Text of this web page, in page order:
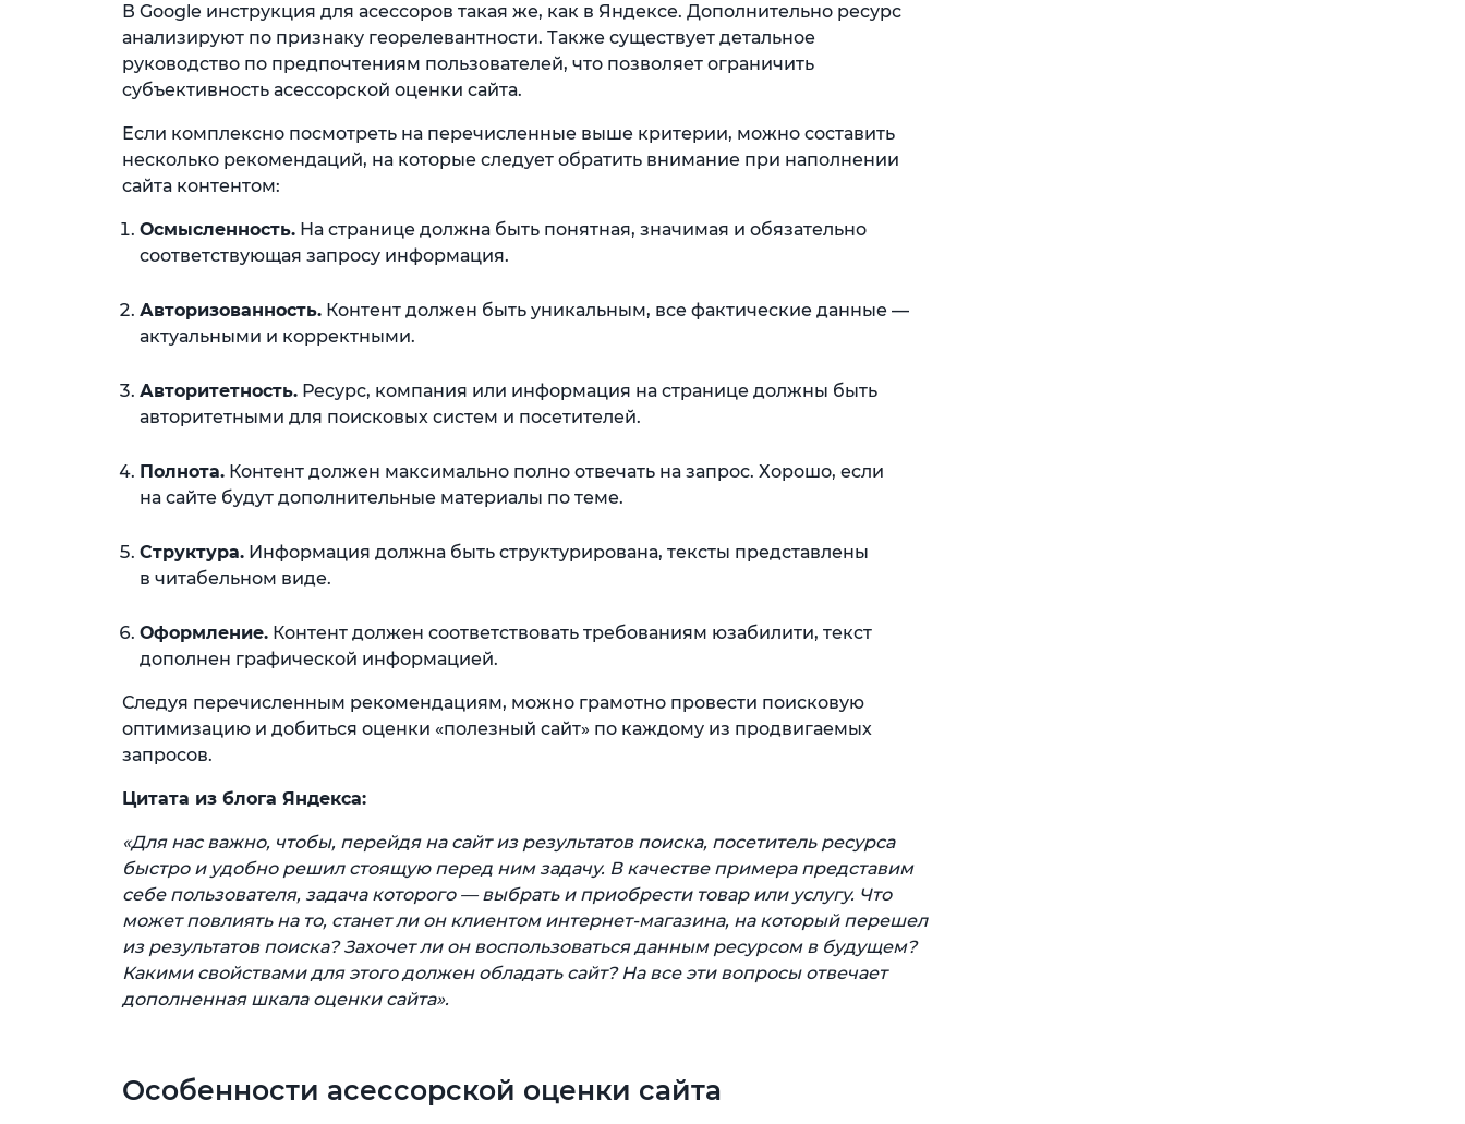
В Google инструкция для асессоров такая же, как в Яндексе. Дополнительно ресурс
анализируют по признаку георелевантности. Также существует детальное
руководство по предпочтениям пользователей, что позволяет ограничить
субъективность асессорской оценки сайта.
Если комплексно посмотреть на перечисленные выше критерии, можно составить
несколько рекомендаций, на которые следует обратить внимание при наполнении
сайта контентом:
Осмысленность. На странице должна быть понятная, значимая и обязательно
соответствующая запросу информация.
Авторизованность. Контент должен быть уникальным, все фактические данные —
актуальными и корректными.
Авторитетность. Ресурс, компания или информация на странице долж­ны быть
авторитетными для поисковых систем и посетителей.
Полнота. Контент должен максимально полно отвечать на запрос. Хорошо, если
на сайте будут дополнительные материалы по теме.
Структура. Информация должна быть структуриро­вана, тексты представлены
в читабельном виде.
Оформление. Контент должен соответствовать требованиям юзабилити, текст
дополнен графической информацией.
Следуя перечисленным рекомендациям, можно грамотно провести поисковую
оптимизацию и добиться оценки «полезный сайт» по каждому из продвигаемых
запросов.
Цитата из блога Яндекса:
«Для нас важно, чтобы, перейдя на сайт из результатов поиска, посетитель ресурса
быстро и удобно решил стоящую перед ним задачу. В качестве примера представим
себе пользователя, задача которого — выбрать и приобрести товар или услугу. Что
может повлиять на то, станет ли он клиентом интернет-магазина, на который перешел
из результатов поиска? Захочет ли он воспользоваться данным ресурсом в будущем?
Какими свойствами для этого должен обладать сайт? На все эти вопросы отвечает
дополненная шкала оценки сайта».
Особенности асессорской оценки сайта